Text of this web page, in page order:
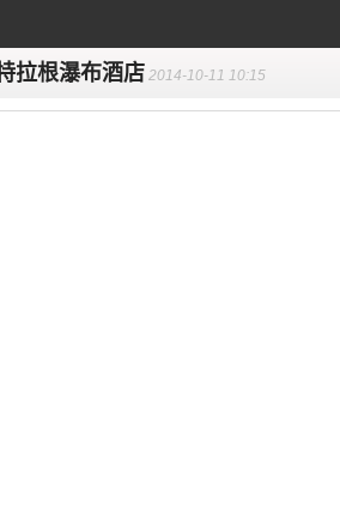
拉根瀑布酒店 2014-10-11 10:15